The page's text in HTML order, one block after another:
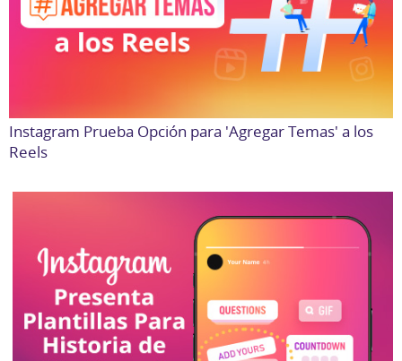
Instagram Prueba Opción para 'Agregar Temas' a los
Reels